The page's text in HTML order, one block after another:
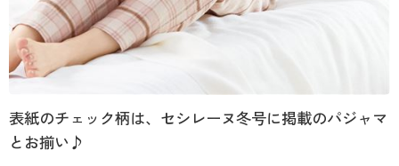
表紙のチェック柄は、セシレーヌ冬号に掲載のパジャマ
とお揃い♪